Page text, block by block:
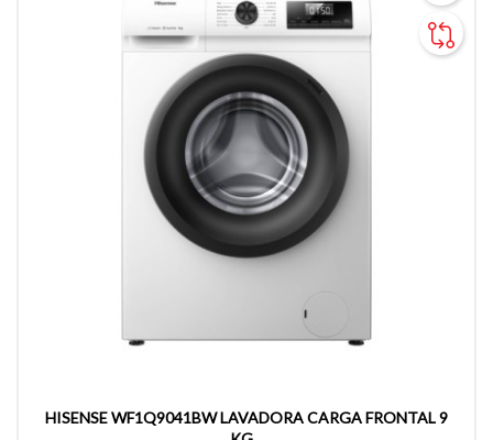
HISENSE WF1Q9041BW LAVADORA CARGA FRONTAL 9